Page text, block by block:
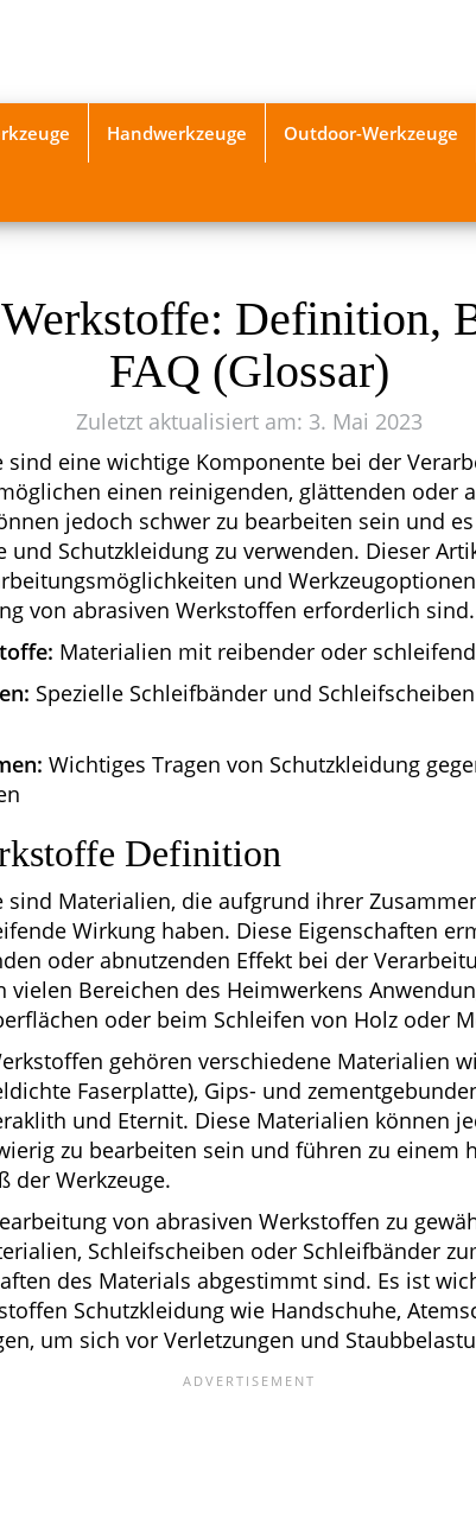
Handwerkzeuge Outdoor-Werkzeuge
Definition,
FAQ (Glossar)
Zuletzt aktualisiert am: 3. Mai 2023
sind eine wichtige Komponente bei der
einen reinigenden, glättenden oder
jedoch schwer zu bearbeiten sein und
und Schutzkleidung zu verwenden. Dieser
und
von abrasiven Werkstoffen erforderlich sind.
Materialien mit reibender oder
Spezielle Schleifbänder und
Wichtiges Tragen von Schutzkleidung
Definition
sind Materialien, die aufgrund ihrer
Wirkung haben. Diese Eigenschaften
oder abnutzenden Effekt bei der
Bereichen des Heimwerkens
oder beim Schleifen von Holz oder
gehören verschiedene Materialien
Faserplatte), Gips- und
und Eternit. Diese Materialien können
zu bearbeiten sein und führen zu einem
der Werkzeuge.
von abrasiven Werkstoffen zu
Schleifscheiben oder Schleifbänder
des Materials abgestimmt sind. Es ist
Schutzkleidung wie Handschuhe,
um sich vor Verletzungen und